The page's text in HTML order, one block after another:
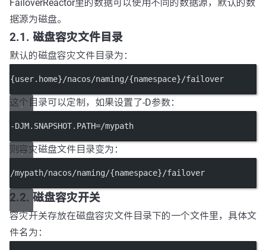
FailoverReactor里的数据可以使用不同的数据源，默认的数
据源为磁盘。
2.1. 磁盘容灾文件目录
默认的磁盘容灾文件目录为：
{user.home}/nacos/naming/{namespace}/failover
这个目录可以定制，如果设置了-D参数：
-DJM.SNAPSHOT.PATH=/mypath
则容灾磁盘文件目录变为：
/mypath/nacos/naming/{namespace}/failover
2.2. 磁盘容灾开关
容灾开关存放在磁盘容灾文件目录下的一个文件里，具体文
件名为：